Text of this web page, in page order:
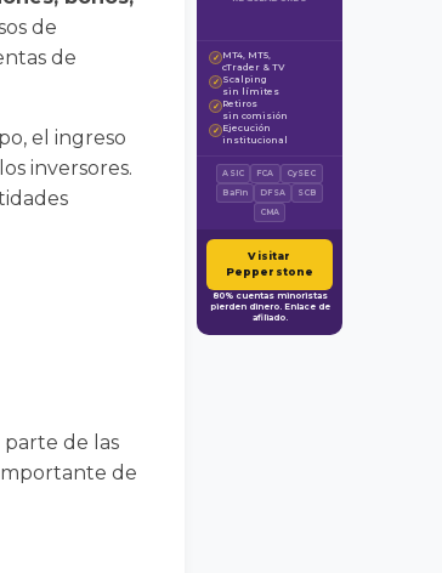
de
de
el ingreso
inversores.
parte de las
de
✓ MT4, MT5,
cTrader & TV
✓ Scalping
sin límites
✓ Retiros
sin comisión
✓ Ejecución
institucional
ASIC FCA
CySEC
BaFin
DFSA
SCB
CMA
Visitar
Pepperstone
80% cuentas minoristas
pierden dinero. Enlace de
afiliado.